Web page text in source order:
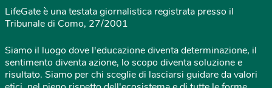
LifeGate è una testata giornalistica registrata presso il
Tribunale di Como, 27/2001
Siamo il luogo dove l'educazione diventa determinazione, il
sentimento diventa azione, lo scopo diventa soluzione e
risultato. Siamo per chi sceglie di lasciarsi guidare da valori